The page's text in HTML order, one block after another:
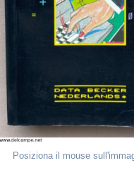
Posiziona il mouse